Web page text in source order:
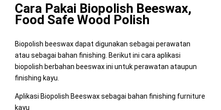
Cara Pakai Biopolish Beeswax,
Food Safe Wood Polish
Biopolish beeswax dapat digunakan sebagai perawatan
atau sebagai bahan finishing. Berikut ini cara aplikasi
biopolish berbahan beeswax ini untuk perawatan ataupun
finishing kayu.
Aplikasi Biopolish Beeswax sebagai bahan finishing furniture
kayu